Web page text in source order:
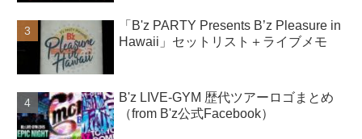
「B'z PARTY Presents B’z Pleasure in
Hawaii」セットリスト＋ライブメモ
B'z LIVE-GYM 歴代ツアーロゴまとめ
（from B'z公式Facebook）